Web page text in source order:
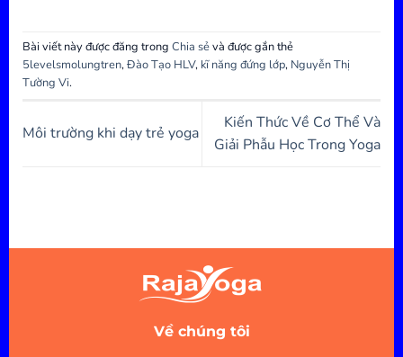
Bài viết này được đăng trong Chia sẻvà được gắn thẻ
5levelsmolungtren,Đào Tạo HLV, kĩ năng đứng lớp, Nguyễn Thị
Tường Vi.
Môi trường khi dạy trẻ yoga
Kiến Thức Về Cơ Thể Và
Giải Phẫu Học Trong Yoga
Về chúng tôi